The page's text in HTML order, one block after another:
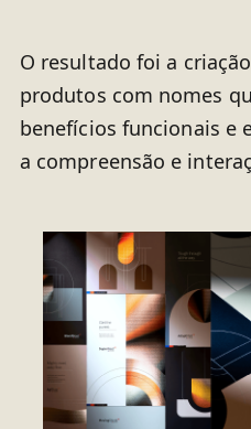
O resultado foi a
produtos com nomes
benefícios funcionais e
a compreensão e